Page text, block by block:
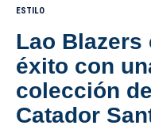
ESTILO
Lao Blazers
éxito con
colección
Catador